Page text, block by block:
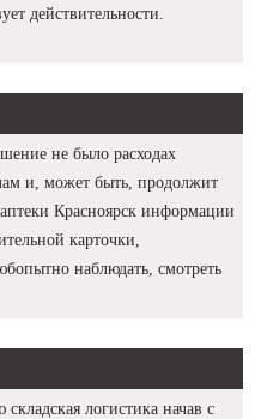
действительности.
не было расходах
и, может быть, продолжит
Красноярск информации
карточки,
наблюдать, смотреть
логистика начав с